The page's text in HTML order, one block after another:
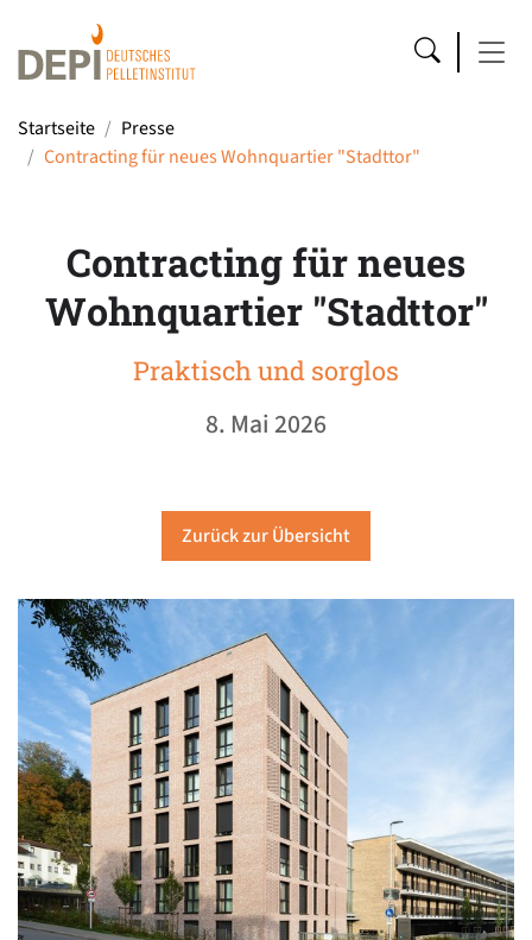
Startseite
Presse
Contracting für neues Wohnquartier "Stadttor"
Contracting für neues
Wohnquartier "Stadttor"
Praktisch und sorglos
8. Mai 2026
Zurück zur Übersicht